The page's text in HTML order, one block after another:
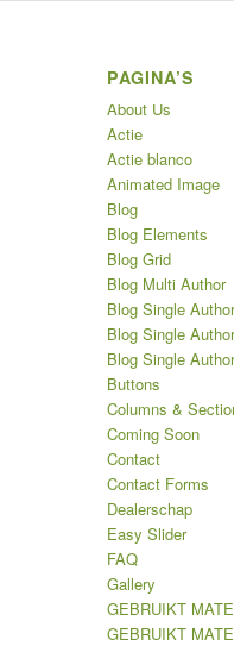
PAGINA’S
About Us
Actie
Actie blanco
Animated Image
Blog
Blog Elements
Blog Grid
Blog Multi Author
Blog Single
Blog Single
Blog Single
Buttons
Columns &
Coming Soon
Contact
Contact Forms
Dealerschap
Easy Slider
FAQ
Gallery
GEBRUIKT
GEBRUIKT